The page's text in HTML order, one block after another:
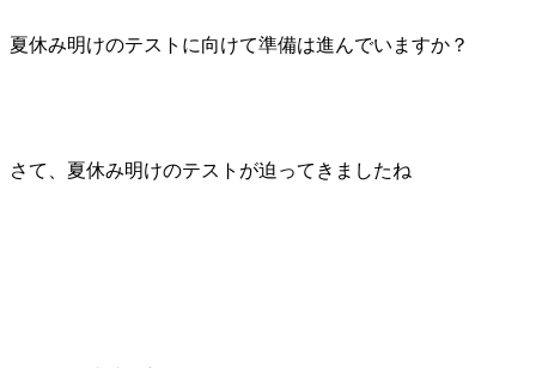
夏休み明けのテストに向けて準備は進んでいますか？
さて、夏休み明けのテストが迫ってきましたね